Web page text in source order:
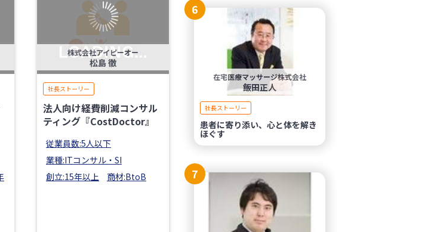
株式会社アイピーオー
松島 徹
社長ストーリー
法人向け経費削減コンサル
ティング『CostDoctor』
従業員数:5人以下
業種:ITコンサル・SI
創立:15年以上
商材:BtoB
6
在宅医療マッサージ株式会社
飯田正人
社長ストーリー
患者に寄り添い、心と体を解き
ほぐす
7